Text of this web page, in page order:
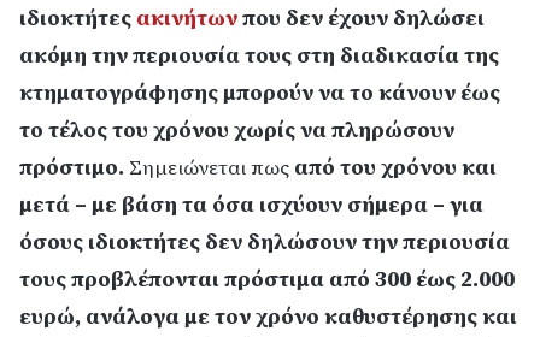
ιδιοκτήτες ακινήτωνπου δεν έχουν δηλώσει
ακόμη την περιουσία τους στη διαδικασία της
κτηματογράφησης μπορούν να το κάνουν έως
το τέλος του χρόνου χωρίς να πληρώσουν
πρόστιμο. Σημειώνεται πως από του χρόνου και
μετά – με βάση τα όσα ισχύουν σήμερα – για
όσους ιδιοκτήτες δεν δηλώσουν την περιουσία
τους προβλέπονται πρόστιμα από 300 έως 2.000
ευρώ, ανάλογα με τον χρόνο καθυστέρησης και